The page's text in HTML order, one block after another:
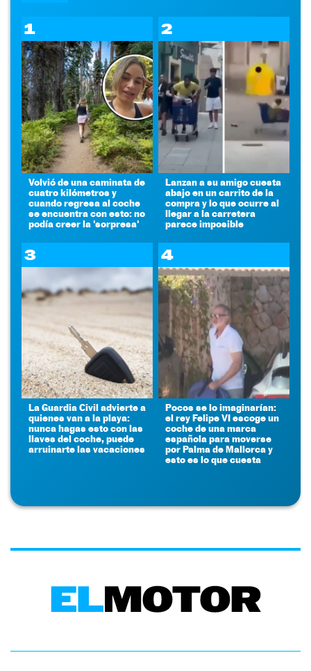
1
Volvió de una caminata de
cuatro kilómetros y
cuando regresa al coche
se encuentra con esto: no
podía creer la 'sorpresa'
2
Lanzan a su amigo cuesta
abajo en un carrito de la
compra y lo que ocurre al
llegar a la carretera
parece imposible
3
La Guardia Civil advierte a
quienes van a la playa:
nunca hagas esto con las
llaves del coche, puede
arruinarte las vacaciones
4
Pocos se lo imaginarían:
el rey Felipe VI escoge un
coche de una marca
española para moverse
por Palma de Mallorca y
esto es lo que cuesta